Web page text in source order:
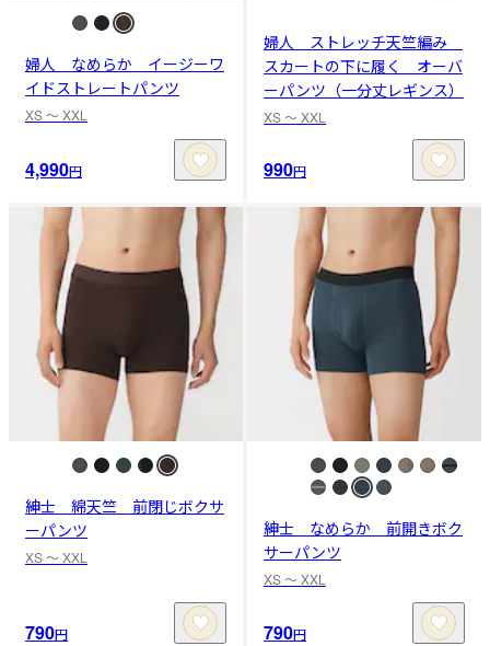
婦人 なめらか イージーワ
イドストレートパンツ
XS 〜 XXL
4,990円
婦人 ストレッチ天竺編み
スカートの下に履く オーバ
ーパンツ（一分丈レギンス）
XS 〜 XXL
990円
紳士 綿天竺 前閉じボクサ
ーパンツ
XS 〜 XXL
790円
紳士 なめらか 前開きボク
サーパンツ
XS 〜 XXL
790円